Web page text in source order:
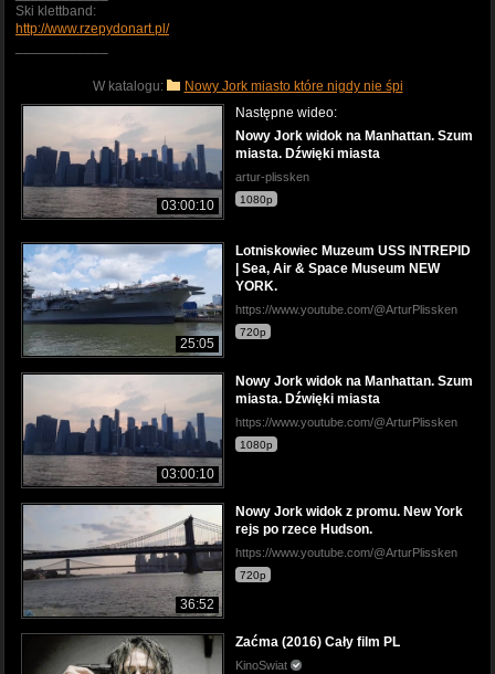
Ski klettband:
http://www.rzepydonart.pl/
W katalogu: Nowy Jork miasto które nigdy nie śpi
03:00:10
Następne wideo:
Nowy Jork widok na Manhattan. Szum
miasta. Dźwięki miasta
artur-plissken
1080p
25:05
Lotniskowiec Muzeum USS INTREPID
| Sea, Air & Space Museum NEW
YORK.
https://www.youtube.com/@ArturPlissken
720p
03:00:10
Nowy Jork widok na Manhattan. Szum
miasta. Dźwięki miasta
https://www.youtube.com/@ArturPlissken
1080p
36:52
Nowy Jork widok z promu. New York
rejs po rzece Hudson.
https://www.youtube.com/@ArturPlissken
720p
Zaćma (2016) Cały film PL
KinoSwiat